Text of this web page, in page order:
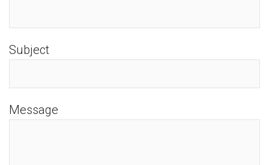
Subject
Message